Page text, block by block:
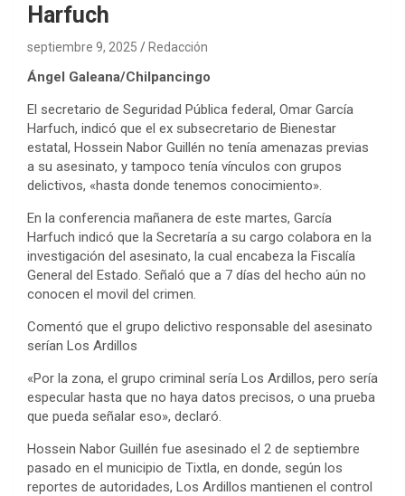
Harfuch
septiembre 9, 2025 Redacción
Ángel Galeana/Chilpancingo
El secretario de Seguridad Pública federal, Omar García
Harfuch, indicó que el ex subsecretario de Bienestar
estatal, Hossein Nabor Guillén no tenía amenazas previas
a su asesinato, y tampoco tenía vínculos con grupos
delictivos, «hasta donde tenemos conocimiento».
En la conferencia mañanera de este martes, García
Harfuch indicó que la Secretaría a su cargo colabora en la
investigación del asesinato, la cual encabeza la Fiscalía
General del Estado. Señaló que a 7 días del hecho aún no
conocen el movil del crimen.
Comentó que el grupo delictivo responsable del asesinato
serían Los Ardillos
«Por la zona, el grupo criminal sería Los Ardillos, pero sería
especular hasta que no haya datos precisos, o una prueba
que pueda señalar eso», declaró.
Hossein Nabor Guillén fue asesinado el 2 de septiembre
pasado en el municipio de Tixtla, en donde, según los
reportes de autoridades, Los Ardillos mantienen el control